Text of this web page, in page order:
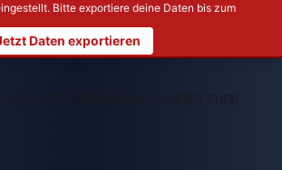
Bitte exportiere deine Daten bis zum
Daten exportieren
> LEGO 71459